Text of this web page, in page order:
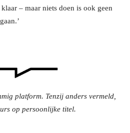
– maar niets doen is ook geen
platform. Tenzij anders vermeld,
op persoonlijke titel.